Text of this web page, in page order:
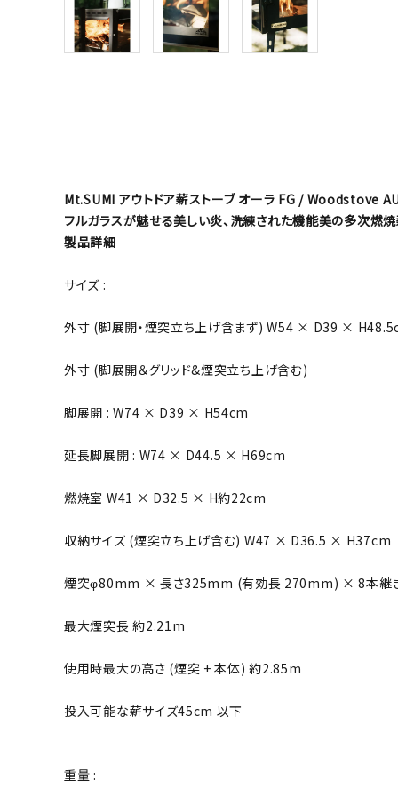
Mt.SUMI アウトドア薪ストーブ オーラ FG / Woodstove
フルガラスが魅せる美しい炎、洗練された機能美の多次燃
製品詳細
サイズ :
外寸 (脚展開・煙突立ち上げ含まず) W54 × D39 ×
外寸 (脚展開＆グリッド&煙突立ち上げ含む)
脚展開 : W74 × D39 × H54cm
延長脚展開 : W74 × D44.5 × H69cm
燃焼室 W41 × D32.5 × H約22cm
収納サイズ (煙突立ち上げ含む) W47 × D36.5 × H37cm
煙突φ80mm × 長さ325mm (有効長 270mm) × 8本継
最大煙突長 約2.21m
使用時最大の高さ (煙突 + 本体) 約2.85m
投入可能な薪サイズ45cm 以下
重量 :